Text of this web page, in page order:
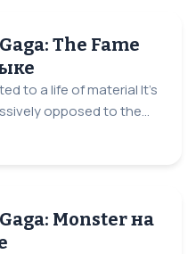
The Fame
to a life of material It's
opposed to the...
Monster на